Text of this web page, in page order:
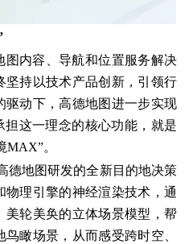
图内容、导航和位置服务解决
坚持以技术产品创新，引领行
驱动下，高德地图进一步实现
担这一理念的核心功能，就是
MAX”。
德地图研发的全新目的地决策
物理引擎的神经渲染技术，通
美轮美奂的立体场景模型，帮
瞰场景，从而感受跨时空、